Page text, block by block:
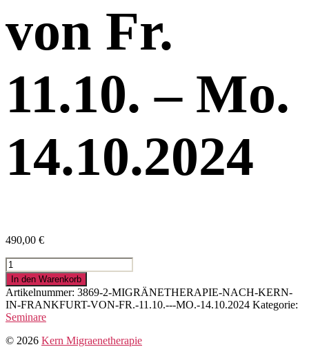
von Fr.
11.10. – Mo.
14.10.2024
490,00 €
Migränetherapie
nach
Kern
in
Frankfurt
von
Fr.
In den Warenkorb
Artikelnummer: 3869-2-MIGRÄNETHERAPIE-NACH-KERN-
IN-FRANKFURT-VON-FR.-11.10.---MO.-14.10.2024 Kategorie:
Seminare
© 2026 Kern Migraenetherapie